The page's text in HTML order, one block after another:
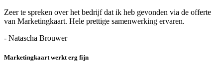
Zeer te spreken over het bedrijf dat ik heb gevonden via de offerte
van Marketingkaart. Hele prettige samenwerking ervaren.
- Natascha Brouwer
Marketingkaart werkt erg fijn